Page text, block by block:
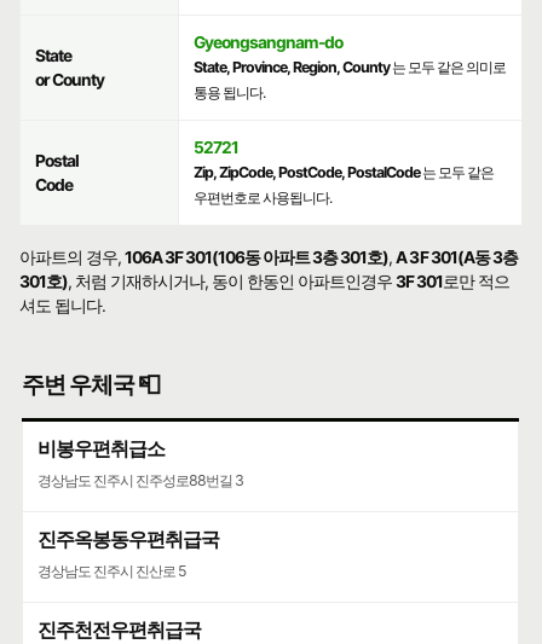
State
or County
Gyeongsangnam-do
State, Province, Region, County는 모두 같은 의미로
통용 됩니다.
Postal
Code
52721
Zip, ZipCode, PostCode, PostalCode는 모두 같은
우편번호로 사용됩니다.
아파트의 경우,106A 3F 301(106동 아파트 3층 301호),A 3F 301(A동 3층
301호), 처럼 기재하시거나, 동이 한동인 아파트인경우3F 301로만 적으
셔도 됩니다.
주변 우체국 📮
비봉우편취급소
경상남도 진주시 진주성로88번길 3
진주옥봉동우편취급국
경상남도 진주시 진산로 5
진주천전우편취급국